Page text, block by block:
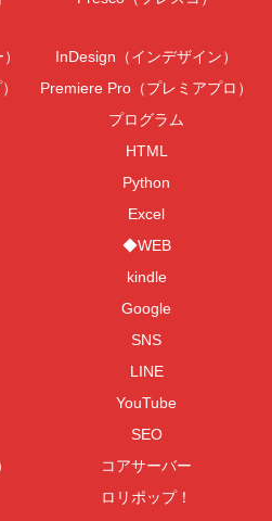
InDesign（インデザイン）
Premiere Pro（プレミアプロ）
プログラム
HTML
Python
Excel
◆WEB
kindle
Google
SNS
LINE
YouTube
SEO
コアサーバー
ロリポップ！